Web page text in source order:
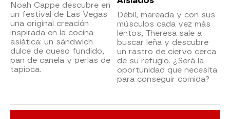
Noah Cappe descubre en
un festival de Las Vegas
una original creación
inspirada en la cocina
asiática: un sándwich
dulce de queso fundido,
pan de canela y perlas de
tapioca.
Débil, mareada y con sus
músculos cada vez más
lentos, Theresa sale a
buscar leña y descubre
un rastro de ciervo cerca
de su refugio. ¿Será la
oportunidad que necesita
para conseguir comida?